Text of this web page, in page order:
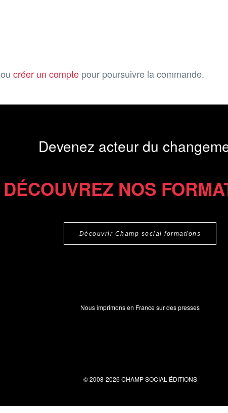
ou créer un compte pour poursuivre la commande.
Devenez acteur du
DÉCOUVREZ NOS
Découvrir Champ social formations
Nous imprimons en France sur des presses
© 2008-2026 CHAMP SOCIAL ÉDITIONS